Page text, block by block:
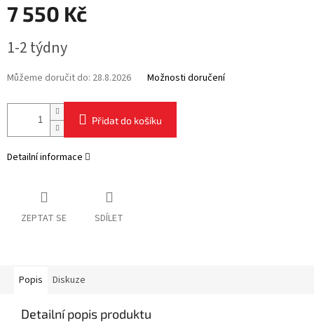
7 550 Kč
cena:
1-2 týdny
Můžeme doručit do: 28.8.2026 Možnosti doručení
Přidat do košíku
Detailní informace
ZEPTAT SE SDÍLET
Popis Diskuze
Detailní popis produktu